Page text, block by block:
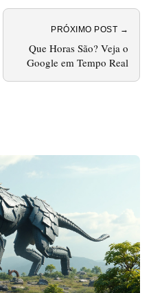
PRÓXIMO POST →
Que Horas São? Veja o
Google em Tempo Real